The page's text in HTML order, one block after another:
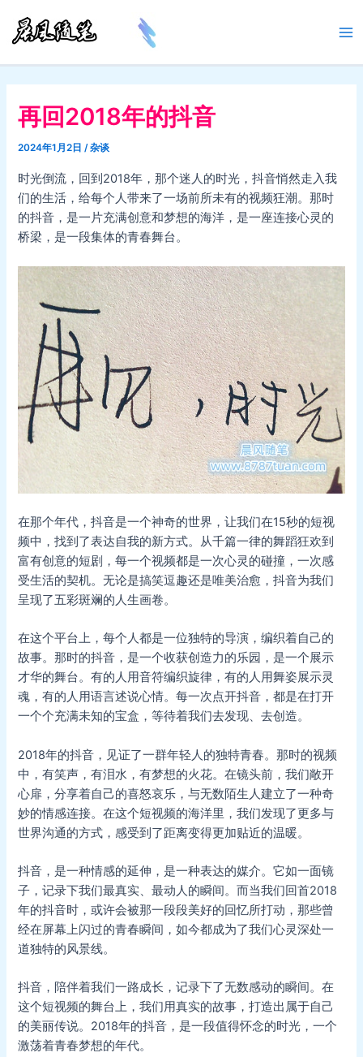
容
再回2018年的抖音
2024年1月2日/杂谈
时光倒流，回到2018年，那个迷人的时光，抖音悄然走入我
们的生活，给每个人带来了一场前所未有的视频狂潮。那时
的抖音，是一片充满创意和梦想的海洋，是一座连接心灵的
桥梁，是一段集体的青春舞台。
在那个年代，抖音是一个神奇的世界，让我们在15秒的短视
频中，找到了表达自我的新方式。从千篇一律的舞蹈狂欢到
富有创意的短剧，每一个视频都是一次心灵的碰撞，一次感
受生活的契机。无论是搞笑逗趣还是唯美治愈，抖音为我们
呈现了五彩斑斓的人生画卷。
在这个平台上，每个人都是一位独特的导演，编织着自己的
故事。那时的抖音，是一个收获创造力的乐园，是一个展示
才华的舞台。有的人用音符编织旋律，有的人用舞姿展示灵
魂，有的人用语言述说心情。每一次点开抖音，都是在打开
一个个充满未知的宝盒，等待着我们去发现、去创造。
2018年的抖音，见证了一群年轻人的独特青春。那时的视频
中，有笑声，有泪水，有梦想的火花。在镜头前，我们敞开
心扉，分享着自己的喜怒哀乐，与无数陌生人建立了一种奇
妙的情感连接。在这个短视频的海洋里，我们发现了更多与
世界沟通的方式，感受到了距离变得更加贴近的温暖。
抖音，是一种情感的延伸，是一种表达的媒介。它如一面镜
子，记录下我们最真实、最动人的瞬间。而当我们回首2018
年的抖音时，或许会被那一段段美好的回忆所打动，那些曾
经在屏幕上闪过的青春瞬间，如今都成为了我们心灵深处一
道独特的风景线。
抖音，陪伴着我们一路成长，记录下了无数感动的瞬间。在
这个短视频的舞台上，我们用真实的故事，打造出属于自己
的美丽传说。2018年的抖音，是一段值得怀念的时光，一个
激荡着青春梦想的年代。